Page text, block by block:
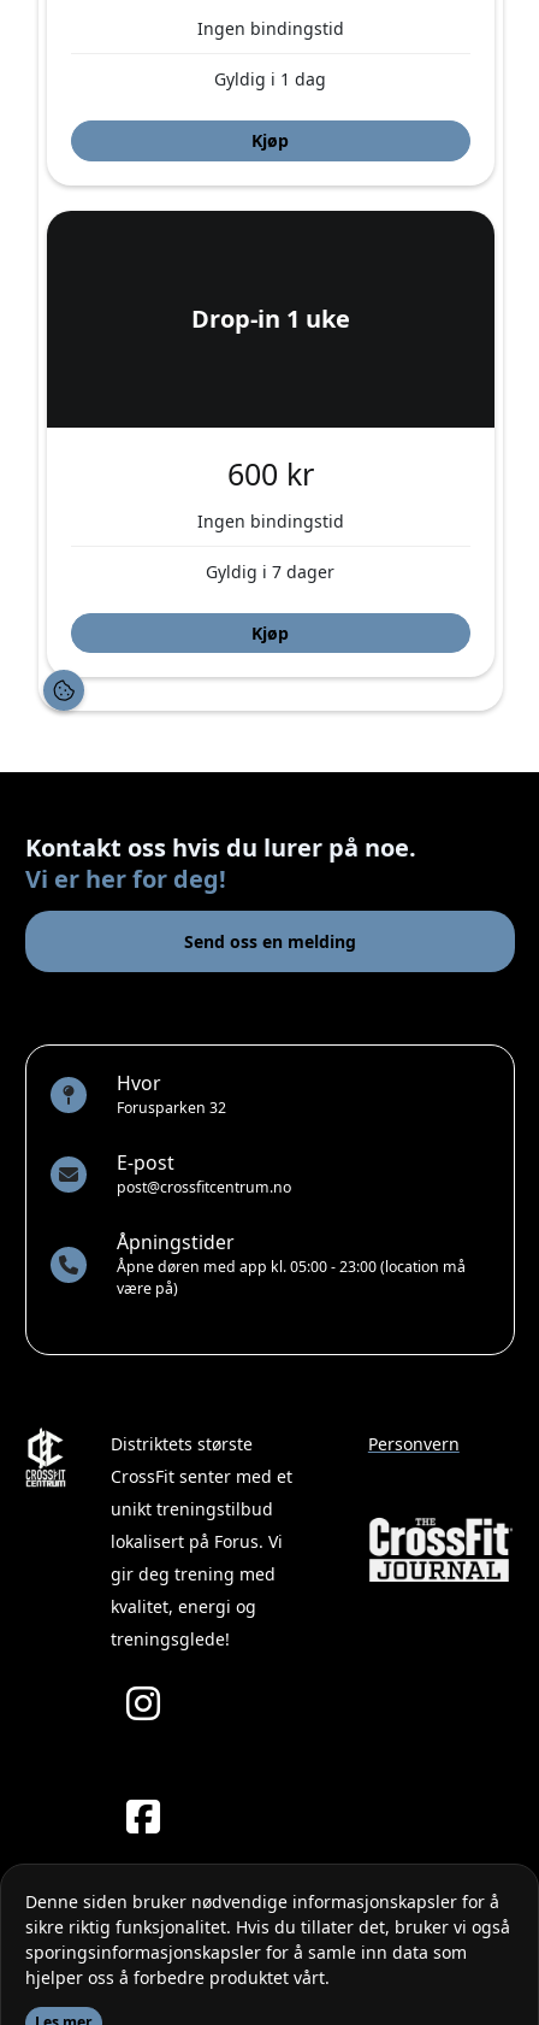
Kontakt oss hvis du lurer på noe.
Vi er her for deg!
Send oss en melding
Hvor
Forusparken 32
E-post
post@crossfitcentrum.no
Åpningstider
Åpne døren med app kl. 05:00 - 23:00 (location må
være på)
Distriktets største
CrossFit senter med et
unikt treningstilbud
lokalisert på Forus. Vi
gir deg trening med
kvalitet, energi og
treningsglede!
Personvern
Denne siden bruker nødvendige informasjonskapsler for å
sikre riktig funksjonalitet. Hvis du tillater det, bruker vi også
sporingsinformasjonskapsler for å samle inn data som
hjelper oss å forbedre produktet vårt.